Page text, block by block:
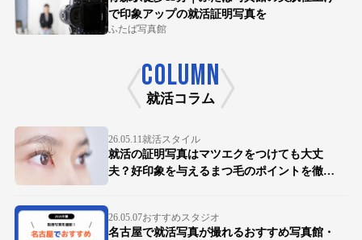
で印象アップの就活証明写真を
ふたば写真館
COLUMN
就活コラム
26.05.11就活スタイル
就活の証明写真はマツエクをつけても大丈
夫？好印象を与えるまつ毛のポイントを徹底
26.05.07おすすめスタジオ
名古屋で就活写真が撮れるおすすめ写真館・